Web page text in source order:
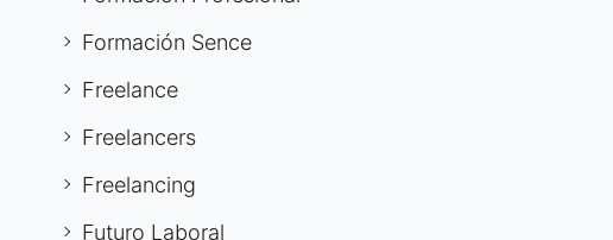
Formación Sence
Freelance
Freelancers
Freelancing
Futuro Laboral